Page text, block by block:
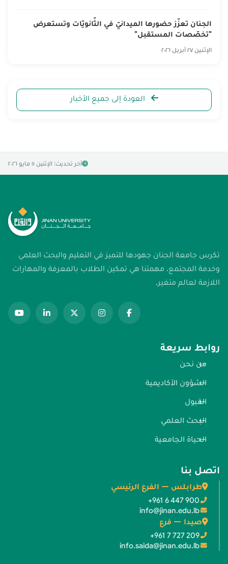
الجنان تعزّز حضورها الميدانيّ في الثّانويّات وتستعرض
"تخصّصات المستقبل"
الإثنين ٢٧ أبريل ٢٠٢٦
العودة إلى جميع الأخبار
آخر تحديث: الإثنين ١١ مايو ٢٠٢٦
تكرس جامعة الجنان جهودها للتميز في التعليم والبحث العلمي
وخدمة المجتمع. مهمتنا هي تمكين الطلاب بالمعرفة والمهارات
اللازمة لعالم متغير.
روابط سريعة
من نحن
الشؤون الأكاديمية
القبول
البحث العلمي
الحياة الجامعية
اتصل بنا
طرابلس — الفرع الرئيسي
+961 6 447 900
info@jinan.edu.lb
صيدا — فرع
+961 7 727 209
info.saida@jinan.edu.lb